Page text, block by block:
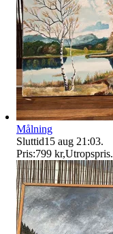
Målning
Sluttid15 aug 21:03.
Pris:799 kr,Utropspris.